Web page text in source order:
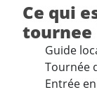
Ce qui
tournee
Guide
Tournée
Entrée